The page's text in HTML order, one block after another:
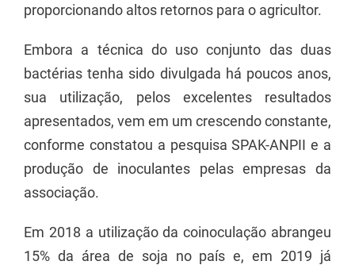
proporcionando altos retornos para o agricultor.
Embora a técnica do uso conjunto das duas
bactérias tenha sido divulgada há poucos anos,
sua utilização, pelos excelentes resultados
apresentados, vem em um crescendo constante,
conforme constatou a pesquisa SPAK-ANPII e a
produção de inoculantes pelas empresas da
associação.
Em 2018 a utilização da coinoculação abrangeu
15% da área de soja no país e, em 2019 já